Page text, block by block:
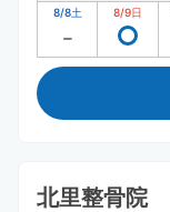
8/8土 8/9日
北里整骨院